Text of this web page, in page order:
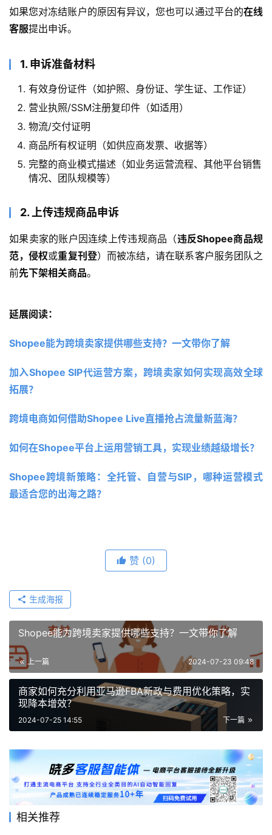
如果您对冻结账户的原因有异议，您也可以通过平台的在线
客服提出申诉。
1. 申诉准备材料
有效身份证件（如护照、身份证、学生证、工作证）
营业执照/SSM注册复印件（如适用）
物流/交付证明
商品所有权证明（如供应商发票、收据等）
完整的商业模式描述（如业务运营流程、其他平台销售
情况、团队规模等）
2. 上传违规商品申诉
如果卖家的账户因连续上传违规商品（违反Shopee商品规
范，侵权或重复刊登）而被冻结，请在联系客户服务团队之
前先下架相关商品。
延展阅读：
Shopee能为跨境卖家提供哪些支持？一文带你了解
加入Shopee SIP代运营方案，跨境卖家如何实现高效全球
拓展？
跨境电商如何借助Shopee Live直播抢占流量新蓝海？
如何在Shopee平台上运用营销工具，实现业绩越级增长？
Shopee跨境新策略：全托管、自营与SIP，哪种运营模式
最适合您的出海之路？
赞 (0)
生成海报
Shopee能为跨境卖家提供哪些支持？一文带你了解
上一篇 2024-07-23 09:48
商家如何充分利用亚马逊FBA新政与费用优化策略，实
现降本增效？
下一篇
2024-07-25 14:55
相关推荐